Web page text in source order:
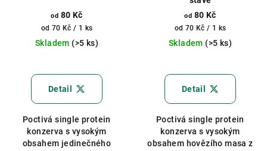
od 80 Kč
Měrná
cena:
od 70 Kč / 1 ks
Skladem (>5 ks)
hodnocení
produktu
z
5
hvězdiček.
Detail
Poctivá single protein
konzerva s vysokým
obsahem jedinečného
od 80 Kč
Měrná
cena:
od 70 Kč / 1 ks
Skladem (>5 ks)
hodnocení
produktu
z
5
hvězdiček.
Detail
Poctivá single protein
konzerva s vysokým
obsahem hovězího masa z